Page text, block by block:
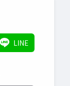
LINE